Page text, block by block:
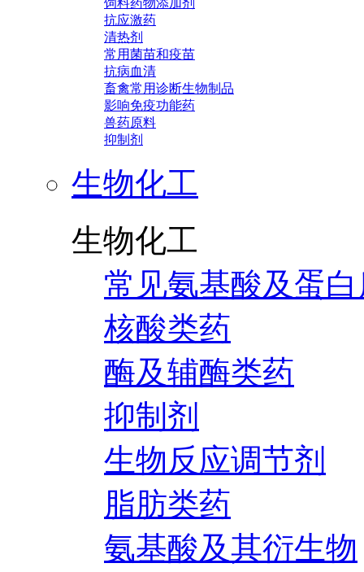
饲料药物添加剂
抗应激药
清热剂
常用菌苗和疫苗
抗病血清
畜禽常用诊断生物制品
影响免疫功能药
兽药原料
抑制剂
生物化工
生物化工
常见氨基酸及蛋
核酸类药
酶及辅酶类药
抑制剂
生物反应调节剂
脂肪类药
氨基酸及其衍生物